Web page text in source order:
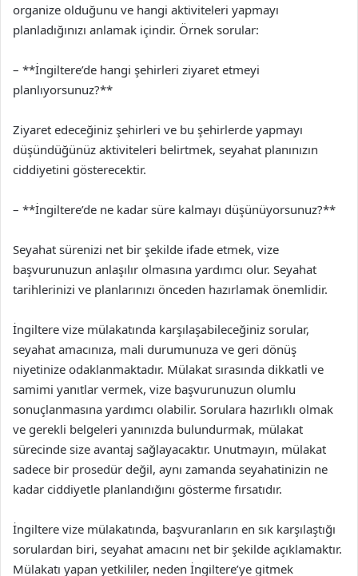
organize olduğunu ve hangi aktiviteleri yapmayı
planladığınızı anlamak içindir. Örnek sorular:
– **İngiltere’de hangi şehirleri ziyaret etmeyi
planlıyorsunuz?**
Ziyaret edeceğiniz şehirleri ve bu şehirlerde yapmayı
düşündüğünüz aktiviteleri belirtmek, seyahat planınızın
ciddiyetini gösterecektir.
– **İngiltere’de ne kadar süre kalmayı düşünüyorsunuz?**
Seyahat sürenizi net bir şekilde ifade etmek, vize
başvurunuzun anlaşılır olmasına yardımcı olur. Seyahat
tarihlerinizi ve planlarınızı önceden hazırlamak önemlidir.
İngiltere vize mülakatında karşılaşabileceğiniz sorular,
seyahat amacınıza, mali durumunuza ve geri dönüş
niyetinize odaklanmaktadır. Mülakat sırasında dikkatli ve
samimi yanıtlar vermek, vize başvurunuzun olumlu
sonuçlanmasına yardımcı olabilir. Sorulara hazırlıklı olmak
ve gerekli belgeleri yanınızda bulundurmak, mülakat
sürecinde size avantaj sağlayacaktır. Unutmayın, mülakat
sadece bir prosedür değil, aynı zamanda seyahatinizin ne
kadar ciddiyetle planlandığını gösterme fırsatıdır.
İngiltere vize mülakatında, başvuranların en sık karşılaştığı
sorulardan biri, seyahat amacını net bir şekilde açıklamaktır.
Mülakatı yapan yetkililer, neden İngiltere’ye gitmek